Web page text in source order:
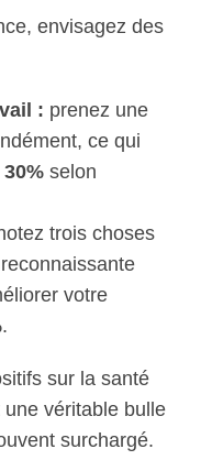
envisagez des
: prenez une
ce qui
30%selon
trois choses
votre
.
sur la santé
véritable bulle
surchargé.